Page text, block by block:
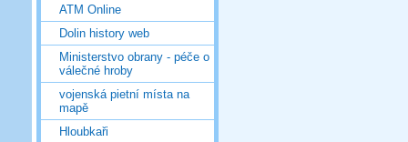
ATM Online
Dolin history web
Ministerstvo obrany - péče o
válečné hroby
vojenská pietní místa na
mapě
Hloubkaři